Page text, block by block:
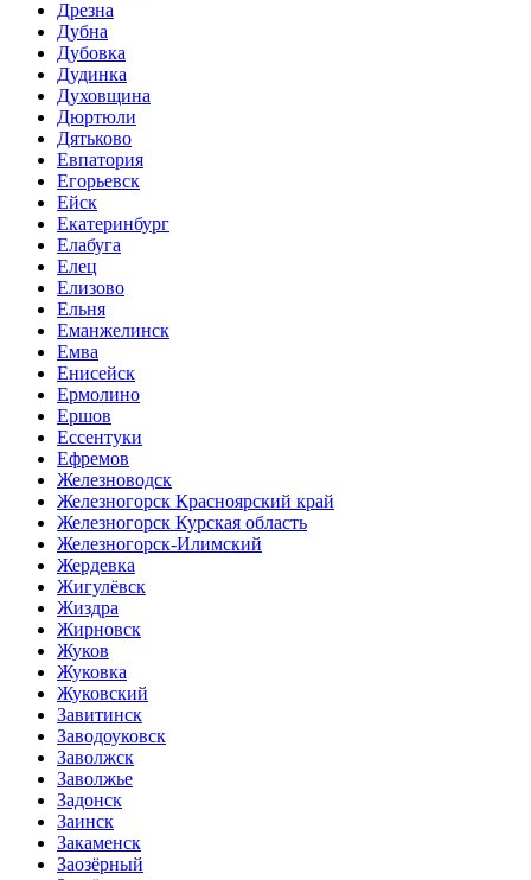
Дрезна
Дубна
Дубовка
Дудинка
Духовщина
Дюртюли
Дятьково
Евпатория
Егорьевск
Ейск
Екатеринбург
Елабуга
Елец
Елизово
Ельня
Еманжелинск
Емва
Енисейск
Ермолино
Ершов
Ессентуки
Ефремов
Железноводск
Железногорск Красноярский край
Железногорск Курская область
Железногорск-Илимский
Жердевка
Жигулёвск
Жиздра
Жирновск
Жуков
Жуковка
Жуковский
Завитинск
Заводоуковск
Заволжск
Заволжье
Задонск
Заинск
Закаменск
Заозёрный